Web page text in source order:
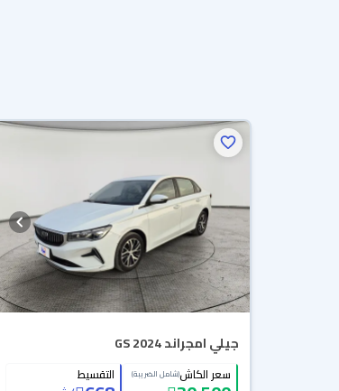
جيلي امجراند GS 2024
سعر الكاش(شامل الضريبة) التقسيط